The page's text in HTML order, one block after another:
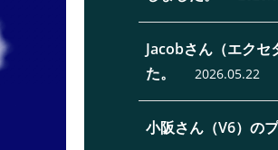
Jacobさん（エク
た。
2026.05.22
小阪さん（V6）の